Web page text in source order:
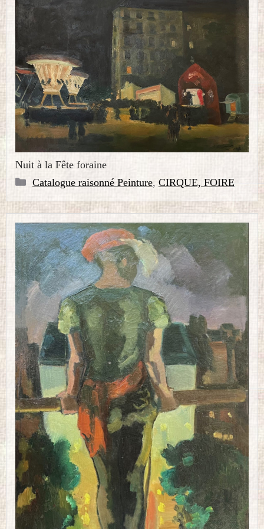
Nuit à la Fête foraine
Catégories
Catalogue raisonné Peinture, CIRQUE, FOIRE